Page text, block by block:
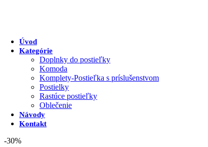
Úvod
Kategórie
Doplnky do postieľky
Komoda
Komplety-Postieľka s príslušenstvom
Postielky
Rastúce postieľky
Oblečenie
Návody
Kontakt
-30%